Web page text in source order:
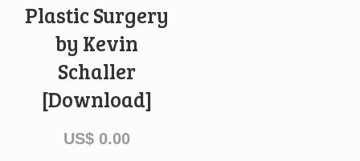
Plastic Surgery
by Kevin
Schaller
[Download]
US$ 0.00